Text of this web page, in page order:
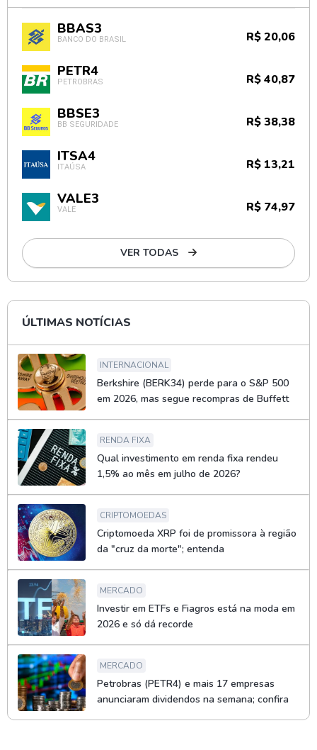
BBAS3
BANCO DO BRASIL R$ 20,06
PETR4
PETROBRAS R$ 40,87
BBSE3
BB SEGURIDADE R$ 38,38
ITSA4
ITAÚSA R$ 13,21
VALE3
VALE R$ 74,97
VER TODAS
ÚLTIMAS NOTÍCIAS
INTERNACIONAL
Berkshire (BERK34) perde para o S&P 500
em 2026, mas segue recompras de Buffett
RENDA FIXA
Qual investimento em renda fixa rendeu
1,5% ao mês em julho de 2026?
CRIPTOMOEDAS
Criptomoeda XRP foi de promissora à região
da "cruz da morte"; entenda
MERCADO
Investir em ETFs e Fiagros está na moda em
2026 e só dá recorde
MERCADO
Petrobras (PETR4) e mais 17 empresas
anunciaram dividendos na semana; confira